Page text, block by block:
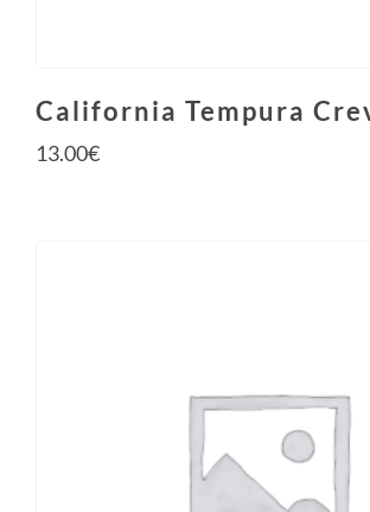
California Tempura
13.00€